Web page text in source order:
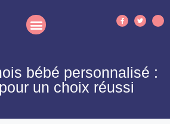
bébé personnalisé :
un choix réussi